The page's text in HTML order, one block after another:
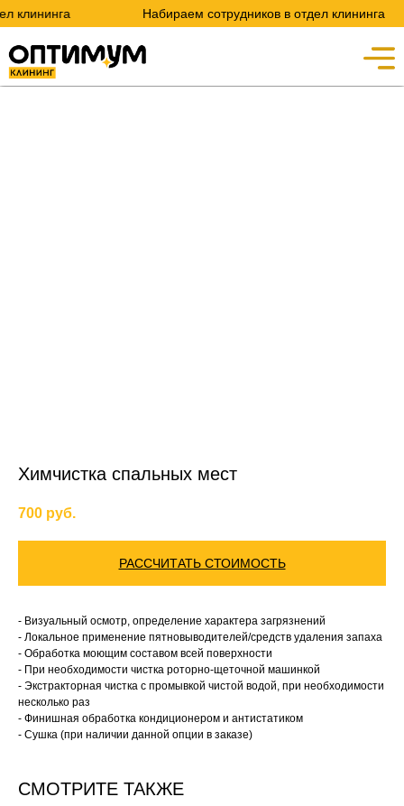
клининга Набираем сотрудников в отдел клининга
Химчистка спальных мест
700 руб.
РАССЧИТАТЬ СТОИМОСТЬ
- Визуальный осмотр, определение характера загрязнений
- Локальное применение пятновыводителей/средств удаления запаха
- Обработка моющим составом всей поверхности
- При необходимости чистка роторно-щеточной машинкой
- Экстракторная чистка с промывкой чистой водой, при необходимости
несколько раз
- Финишная обработка кондиционером и антистатиком
- Сушка (при наличии данной опции в заказе)
СМОТРИТЕ ТАКЖЕ